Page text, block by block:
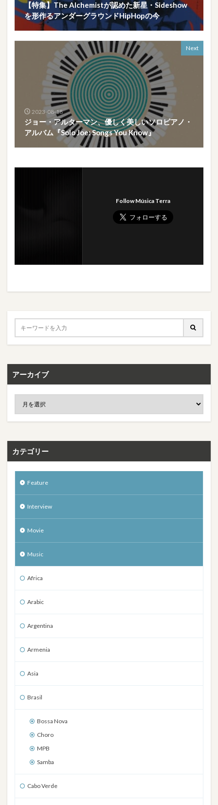
【特集】The Alchemistが認めた新星・Sideshow
を形作るアンダーグラウンドHipHopの今
Next
2023-08-18
ジョー・アルターマン、優しく美しいソロピアノ・
アルバム『Solo Joe: Songs You Know』
Follow Música Terra
アーカイブ
カテゴリー
Feature
Interview
Movie
Music
Africa
Arabic
Argentina
Armenia
Asia
Brasil
Bossa Nova
Choro
MPB
Samba
Cabo Verde